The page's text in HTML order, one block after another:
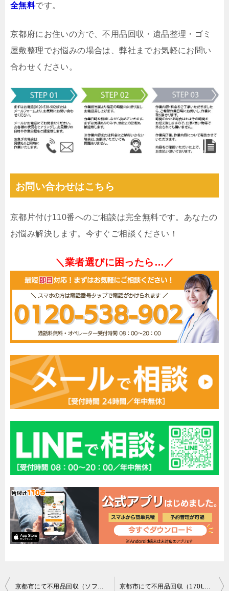
全無料です。
京都府にお住いの方で、不用品回収・遺品整理・ゴミ
屋敷整理でお悩みの場合は、弊社までお気軽にお問い
合わせください。
お問い合わせはこちら
京都片付け110番へのご相談は完全無料です。あなたの
お悩み解決します。今すぐご相談ください！
＼業者選びに困ったら…／
投
京都市にて不用品回収（ソファー（３人用））ご依頼の匿名希望様の声 京都市にて不用品回収（170L未満冷蔵庫）ご依頼の京栄食品(株)古谷様の声